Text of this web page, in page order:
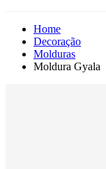
Home
Decoração
Molduras
Moldura Gyala